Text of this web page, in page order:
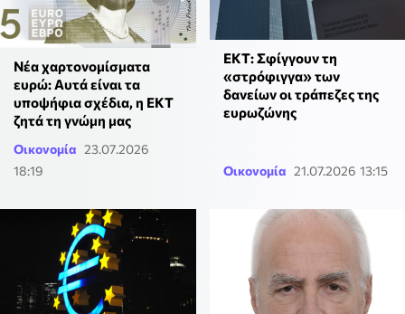
Νέα χαρτονομίσματα
ευρώ: Αυτά είναι τα
υποψήφια σχέδια, η ΕΚΤ
ζητά τη γνώμη μας
Οικονομία 23.07.2026
18:19
ΕΚΤ: Σφίγγουν τη
«στρόφιγγα» των
δανείων οι τράπεζες της
ευρωζώνης
Οικονομία 21.07.2026 13:15